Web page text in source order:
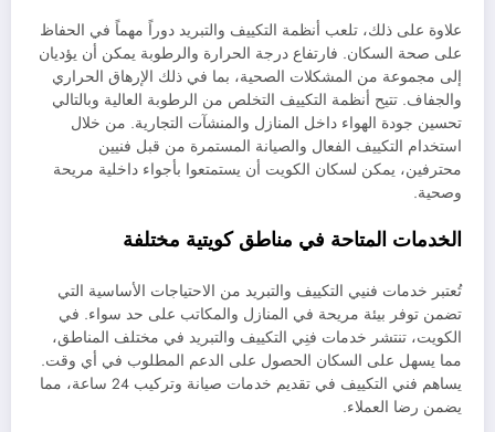
علاوة على ذلك، تلعب أنظمة التكييف والتبريد دوراً مهماً في الحفاظ
على صحة السكان. فارتفاع درجة الحرارة والرطوبة يمكن أن يؤديان
إلى مجموعة من المشكلات الصحية، بما في ذلك الإرهاق الحراري
والجفاف. تتيح أنظمة التكييف التخلص من الرطوبة العالية وبالتالي
تحسين جودة الهواء داخل المنازل والمنشآت التجارية. من خلال
استخدام التكييف الفعال والصيانة المستمرة من قبل فنيين
محترفين، يمكن لسكان الكويت أن يستمتعوا بأجواء داخلية مريحة
وصحية.
الخدمات المتاحة في مناطق كويتية مختلفة
تُعتبر خدمات فنيي التكييف والتبريد من الاحتياجات الأساسية التي
تضمن توفر بيئة مريحة في المنازل والمكاتب على حد سواء. في
الكويت، تنتشر خدمات فنِي التكييف والتبريد في مختلف المناطق،
مما يسهل على السكان الحصول على الدعم المطلوب في أي وقت.
يساهم فني التكييف في تقديم خدمات صيانة وتركيب 24 ساعة، مما
يضمن رضا العملاء.